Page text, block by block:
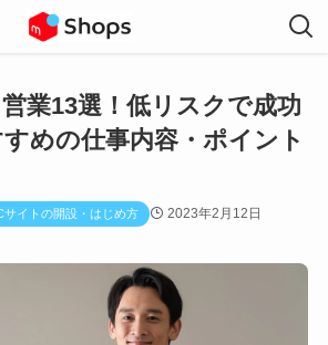
業13選！低リスクで成功
めの仕事内容・ポイント
サイトの開設・はじめ方 2023年2月12日